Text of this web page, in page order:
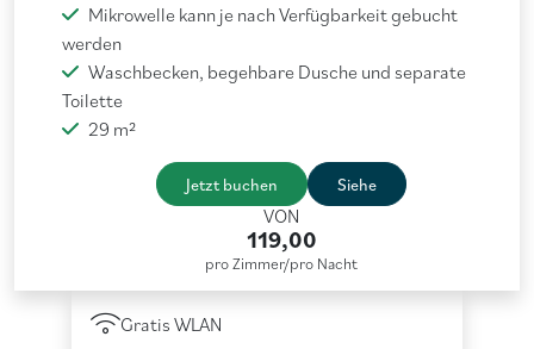
Mikrowelle kann je nach Verfügbarkeit gebucht
werden
Waschbecken, begehbare Dusche und separate
Toilette
29 m²
Jetzt buchen Siehe
VON
119,00
pro Zimmer/pro Nacht
Gratis WLAN